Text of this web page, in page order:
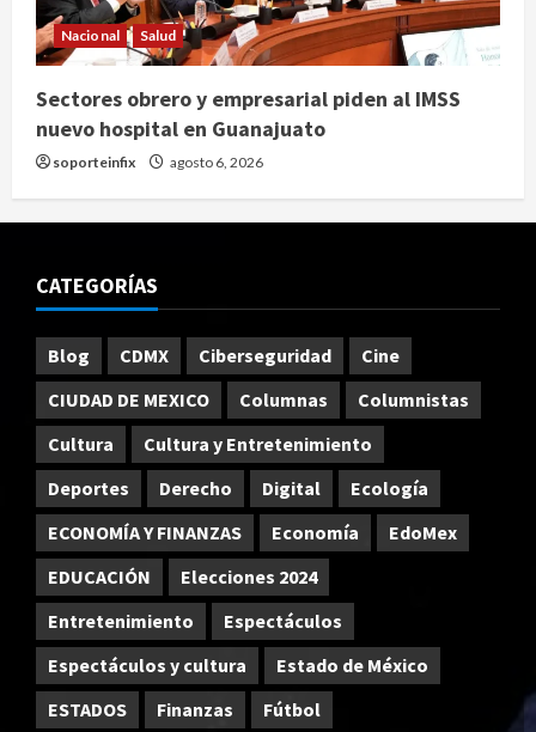
Nacional Salud
Sectores obrero y empresarial piden al IMSS
nuevo hospital en Guanajuato
soporteinfix agosto 6, 2026
CATEGORÍAS
Blog CDMX Ciberseguridad
Cine
CIUDAD DE MEXICO
Columnas
Columnistas
Cultura
Cultura y Entretenimiento
Deportes
Derecho Digital
Ecología
ECONOMÍA Y FINANZAS
Economía
EdoMex
EDUCACIÓN
Elecciones 2024
Entretenimiento
Espectáculos
Espectáculos y cultura
Estado de México
ESTADOS
Finanzas
Fútbol